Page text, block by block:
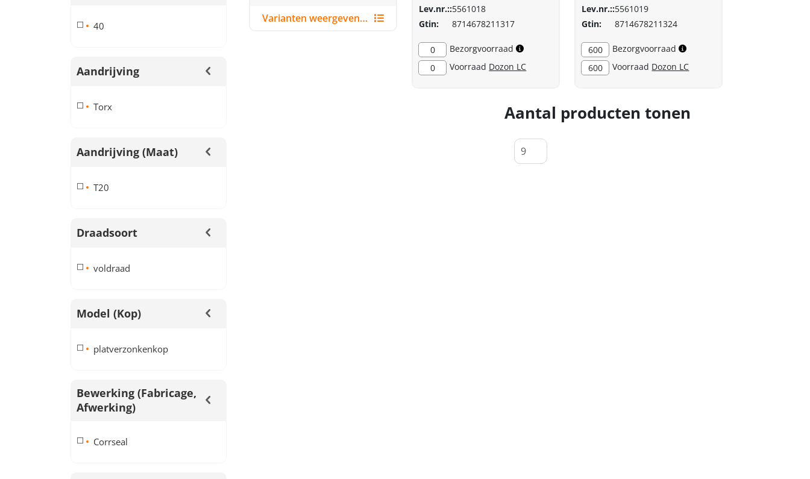
40
Aandrijving
Torx
Aandrijving (maat)
T20
Draadsoort
voldraad
Model (kop)
platverzonkenkop
Bewerking (fabricage,
Afwerking)
Corrseal
Varianten weergeven (2)
Lev.nr.::5561018
Gtin:
8714678211317
0
Bezorgvoorraad
0
Voorraad Dozon LC
Lev.nr.::5561019
Gtin:
8714678211324
600
Bezorgvoorraad
600
Voorraad Dozon LC
Aantal producten tonen